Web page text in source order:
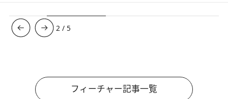
3 / 5
フィーチャー記事一覧